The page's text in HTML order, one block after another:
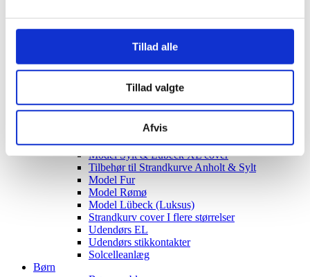
Tillad alle
Tillad valgte
Afvis
Hjørnesofaer
Havebord med stole
Hyndeboks
Luksus Loveboats
Plejemidler til polyrattan møbler
Tyske Strandkurve
Model Anholt & Lübeck cover
Model Sylt
Model Sylt & Lübeck XL cover
Tilbehør til Strandkurve Anholt & Sylt
Model Fur
Model Rømø
Model Lübeck (Luksus)
Strandkurv cover I flere størrelser
Udendørs EL
Udendørs stikkontakter
Solcelleanlæg
Børn